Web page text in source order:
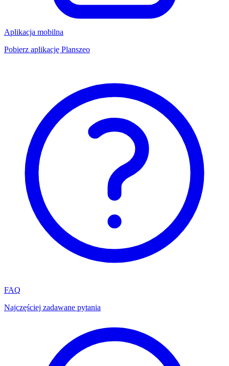
Aplikacja mobilna
Pobierz aplikację Planszeo
FAQ
Najczęściej zadawane pytania